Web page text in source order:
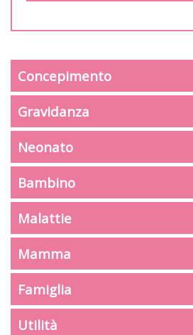
Concepimento
Gravidanza
Neonato
Bambino
Malattie
Mamma
Famiglia
Utilità